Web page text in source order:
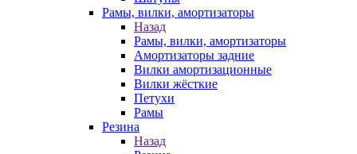
Рамы, вилки, амортизаторы
Назад
Рамы, вилки, амортизаторы
Амортизаторы задние
Вилки амортизационные
Вилки жёсткие
Петухи
Рамы
Резина
Назад